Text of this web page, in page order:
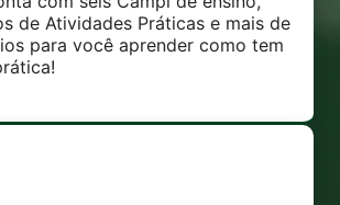
de Atividades Práticas e mais de
para você aprender como tem